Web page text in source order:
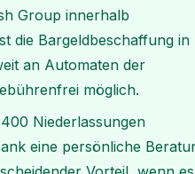
Group innerhalb
die Bargeldbeschaffung in
an Automaten der
möglich.
Niederlassungen
eine persönliche